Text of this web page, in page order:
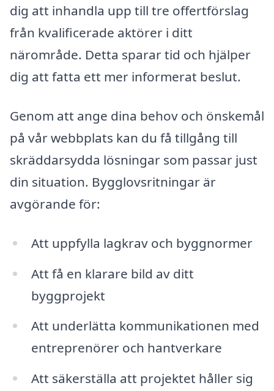
dig att inhandla upp till tre offertförslag
från kvalificerade aktörer i ditt
närområde. Detta sparar tid och hjälper
dig att fatta ett mer informerat beslut.
Genom att ange dina behov och önskemål
på vår webbplats kan du få tillgång till
skräddarsydda lösningar som passar just
din situation. Bygglovsritningar är
avgörande för:
Att uppfylla lagkrav och byggnormer
Att få en klarare bild av ditt
byggprojekt
Att underlätta kommunikationen med
entreprenörer och hantverkare
Att säkerställa att projektet håller sig